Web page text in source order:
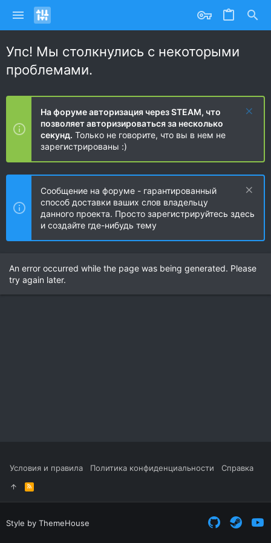
Упс! Мы столкнулись с некоторыми
проблемами.
На форуме авторизация через STEAM, что
позволяет авторизироваться за несколько
секунд. Только не говорите, что вы в нем не
зарегистрированы :)
Сообщение на форуме - гарантированный
способ доставки ваших слов владельцу
данного проекта. Просто зарегистрируйтесь здесь
и создайте где-нибудь тему
An error occurred while the page was being generated. Please
try again later.
Условия и правила Политика конфиденциальности Справка
R
S
S
Style by ThemeHouse